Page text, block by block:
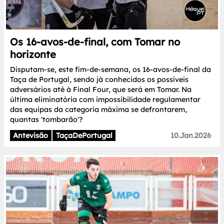
Os 16-avos-de-final, com Tomar no
horizonte
Disputam-se, este fim-de-semana, os 16-avos-de-final da
Taça de Portugal, sendo já conhecidos os possíveis
adversários até à Final Four, que será em Tomar. Na
última eliminatória com impossibilidade regulamentar
das equipas da categoria máxima se defrontarem,
quantas 'tombarão'?
Antevisão
TaçaDePortugal 10.Jan.2026